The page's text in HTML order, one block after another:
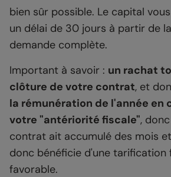
bien sûr possible. Le capital
un délai de 30 jours à partir de
demande complète.
Important à savoir : un rachat
clôture de votre contrat, et
la rémunération de l'année en
votre "antériorité fiscale",
contrat ait accumulé des mois
donc bénéficie d'une tarification
favorable.